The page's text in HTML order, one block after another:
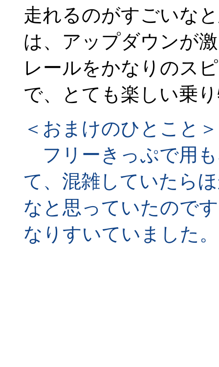
走れるのがすごいな
は、アップダウンが
レールをかなりのス
で、とても楽しい乗
＜おまけのひとこと＞
フリーきっぷで用
て、混雑していたら
なと思っていたので
なりすいていました。